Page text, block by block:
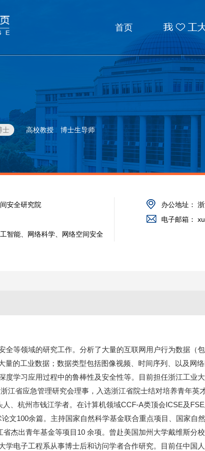
首页 我❤工大
士 高校教授 博士生导师
安全研究院
工智能、网络科学、网络空间安全
办公地址：
电子邮箱：
等领域的研究工作。分析了大量的互联网用户行为数据（包
量的工业数据；数据类型包括图像视频、时间序列、以及网
度学习应用过程中的鲁棒性及安全性等。目前担任浙江工业
江省应急管理研究会理事，入选浙江省院士结对培养青年英
、杭州市钱江学者。在计算机领域CCF-A类顶会ICSE及FSE
文100余篇。主持国家自然科学基金联合重点项目、国家自
省杰出青年基金等项目10 余项。曾赴美国加州大学戴维斯分
学电子工程系从事博士后和访问学者合作研究。目前任中国